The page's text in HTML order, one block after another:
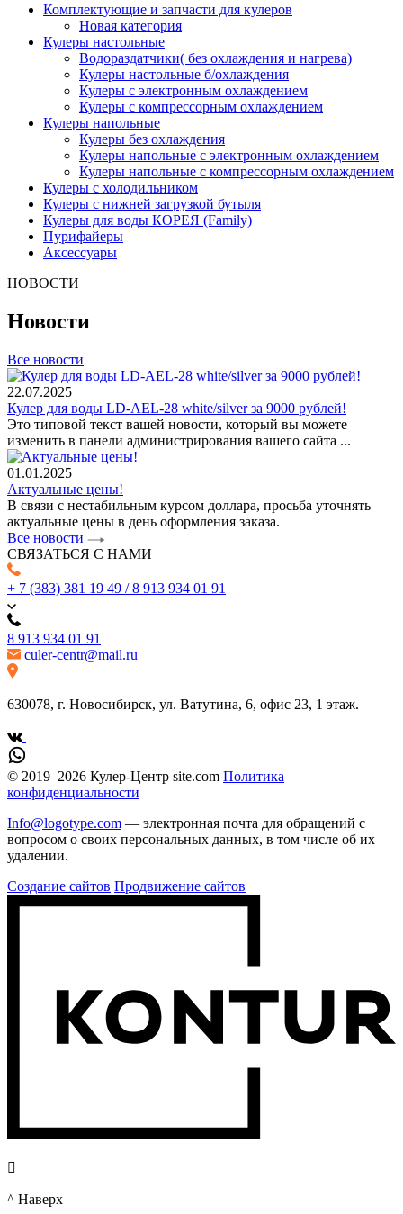
Комплектующие и запчасти для кулеров
Новая категория
Кулеры настольные
Водораздатчики( без охлаждения и нагрева)
Кулеры настольные б/охлаждения
Кулеры с электронным охлаждением
Кулеры с компрессорным охлаждением
Кулеры напольные
Кулеры без охлаждения
Кулеры напольные с электронным охлаждением
Кулеры напольные с компрессорным охлаждением
Кулеры с холодильником
Кулеры с нижней загрузкой бутыля
Кулеры для воды КОРЕЯ (Family)
Пурифайеры
Аксессуары
НОВОСТИ
Новости
Все новости
22.07.2025
Кулер для воды LD-AEL-28 white/silver за 9000 рублей!
Это типовой текст вашей новости, который вы можете
изменить в панели администрирования вашего сайта ...
01.01.2025
Актуальные цены!
В связи с нестабильным курсом доллара, просьба уточнять
актуальные цены в день оформления заказа.
Все новости
СВЯЗАТЬСЯ С НАМИ
+ 7 (383) 381 19 49 / 8 913 934 01 91
8 913 934 01 91
culer-centr@mail.ru
630078, г. Новосибирск, ул. Ватутина, 6, офис 23, 1 этаж.
© 2019–2026 Кулер-Центр site.com Политика
конфиденциальности
Info@logotype.com — электронная почта для обращений с
вопросом о своих персональных данных, в том числе об их
удалении.
Создание сайтов Продвижение сайтов

^ Наверх